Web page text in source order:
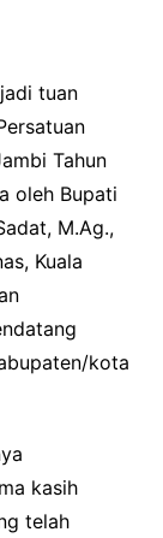
tuan
Tahun
oleh Bupati
M.Ag.,
Kuala
kota
kasih
telah